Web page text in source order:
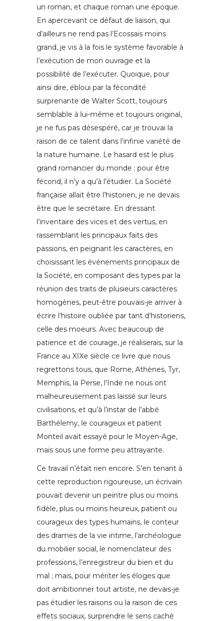
un roman, et chaque roman une époque.
En apercevant ce défaut de liaison, qui
d’ailleurs ne rend pas l’Ecossais moins
grand, je vis à la fois le système favorable à
l’exécution de mon ouvrage et la
possibilité de l’exécuter. Quoique, pour
ainsi dire, ébloui par la fécondité
surprenante de Walter Scott, toujours
semblable à lui-même et toujours original,
je ne fus pas désespéré, car je trouvai la
raison de ce talent dans l’infinie variété de
la nature humaine. Le hasard est le plus
grand romancier du monde : pour être
fécond, il n’y a qu’à l’étudier. La Société
française allait être l’historien, je ne devais
être que le secrétaire. En dressant
l’inventaire des vices et des vertus, en
rassemblant les principaux faits des
passions, en peignant les caractères, en
choisissant les événements principaux de
la Société, en composant des types par la
réunion des traits de plusieurs caractères
homogènes, peut-être pouvais-je arriver à
écrire l’histoire oubliée par tant d’historiens,
celle des moeurs. Avec beaucoup de
patience et de courage, je réaliserais, sur la
France au XIXe siècle ce livre que nous
regrettons tous, que Rome, Athènes, Tyr,
Memphis, la Perse, l’Inde ne nous ont
malheureusement pas laissé sur leurs
civilisations, et qu’à l’instar de l’abbé
Barthélemy, le courageux et patient
Monteil avait essayé pour le Moyen-Age,
mais sous une forme peu attrayante.
Ce travail n’était rien encore. S’en tenant à
cette reproduction rigoureuse, un écrivain
pouvait devenir un peintre plus ou moins
fidèle, plus ou moins heureux, patient ou
courageux des types humains, le conteur
des drames de la vie intime, l’archéologue
du mobilier social, le nomenclateur des
professions, l’enregistreur du bien et du
mal ; mais, pour mériter les éloges que
doit ambitionner tout artiste, ne devais-je
pas étudier les raisons ou la raison de ces
effets sociaux, surprendre le sens caché